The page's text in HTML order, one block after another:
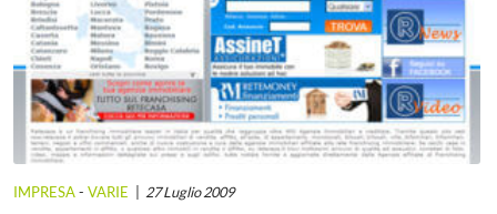
IMPRESA- VARIE 27 Luglio 2009